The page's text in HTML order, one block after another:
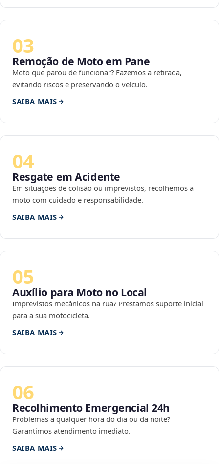
03
Remoção de Moto em Pane
Moto que parou de funcionar? Fazemos a retirada,
evitando riscos e preservando o veículo.
SAIBA MAIS
04
Resgate em Acidente
Em situações de colisão ou imprevistos, recolhemos a
moto com cuidado e responsabilidade.
SAIBA MAIS
05
Auxílio para Moto no Local
Imprevistos mecânicos na rua? Prestamos suporte inicial
para a sua motocicleta.
SAIBA MAIS
06
Recolhimento Emergencial 24h
Problemas a qualquer hora do dia ou da noite?
Garantimos atendimento imediato.
SAIBA MAIS